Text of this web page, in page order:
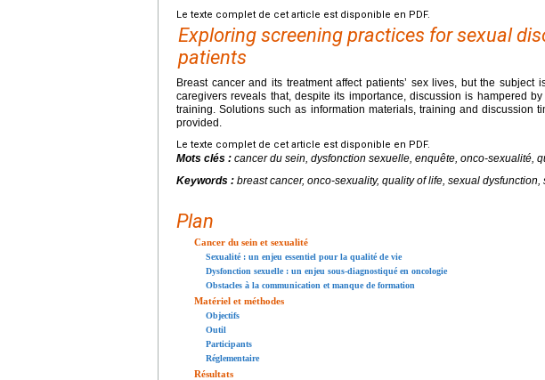
Le texte complet de cet article est disponible en PDF.
Exploring screening practices for sexual
patients
Breast cancer and its treatment affect patients’ sex lives, but the subject
caregivers reveals that, despite its importance, discussion is hampered
training. Solutions such as information materials, training and discussion
provided.
Le texte complet de cet article est disponible en PDF.
Mots clés : cancer du sein, dysfonction sexuelle, enquête, onco-sexualité,
Keywords : breast cancer, onco-sexuality, quality of life, sexual
Plan
Cancer du sein et sexualité
Sexualité : un enjeu essentiel pour la qualité de vie
Dysfonction sexuelle : un enjeu sous-diagnostiqué en oncologie
Obstacles à la communication et manque de formation
Matériel et méthodes
Objectifs
Outil
Participants
Réglementaire
Résultats